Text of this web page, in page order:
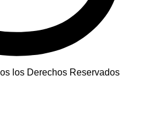
los Derechos Reservados